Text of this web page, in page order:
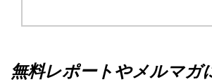
無料レポートやメルマガ